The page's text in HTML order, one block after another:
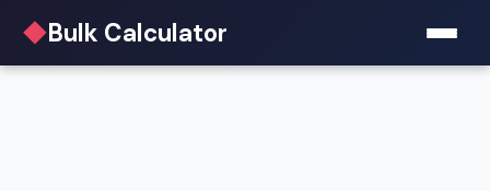
◆Bulk Calculator